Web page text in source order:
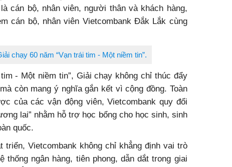
cán bộ, nhân viên, người thân và khách hàng,
cán bộ, nhân viên Vietcombank Đắk Lắk cùng
chạy 60 năm “Vạn trái tim - Một niềm tin”.
- Một niềm tin”, Giải chạy không chỉ thúc đẩy
còn mang ý nghĩa gắn kết vì cộng đồng. Toàn
của các vận động viên, Vietcombank quy đổi
lai” nhằm hỗ trợ học bổng cho học sinh, sinh
quốc.
triển, Vietcombank không chỉ khẳng định vai trò
thống ngân hàng, tiên phong, dẫn dắt trong giai